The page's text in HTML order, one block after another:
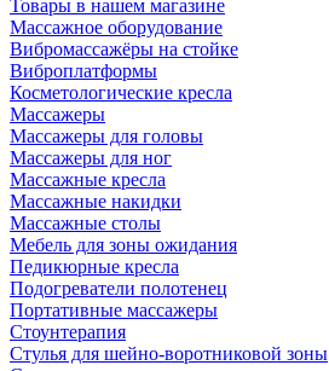
Товары в нашем магазине
Массажное оборудование
Вибромассажёры на стойке
Виброплатформы
Косметологические кресла
Массажеры
Массажеры для головы
Массажеры для ног
Массажные кресла
Массажные накидки
Массажные столы
Мебель для зоны ожидания
Педикюрные кресла
Подогреватели полотенец
Портативные массажеры
Стоунтерапия
Стулья для шейно-воротниковой зоны